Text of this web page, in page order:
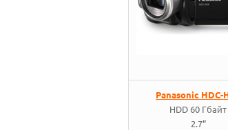
Panasonic HDC-
HDD 60 Гбайт
2.7”